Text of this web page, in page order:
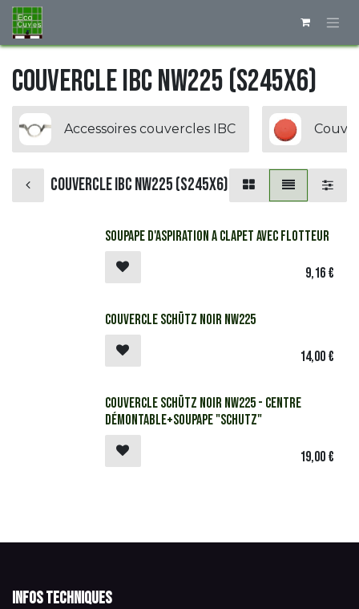
Se rendre au contenu
Couvercle IBC NW225 (S245x6)
Accessoires couvercles IBC
Couvercle IBC NW225 (S245x6)
SOUPAPE D'ASPIRATION A CLAPET AVEC FLOTTEUR
9,16€
Couvercle Schütz noir NW225
14,00€
Couvercle Schütz noir NW225 - Centre
démontable+soupape "Schutz"
19,00€
Infos techniques